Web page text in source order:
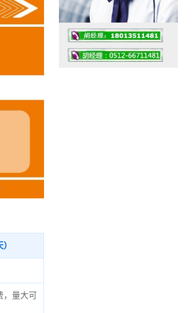
，量大可